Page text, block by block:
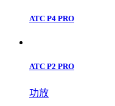
ATC P4 PRO
ATC P2 PRO
功放